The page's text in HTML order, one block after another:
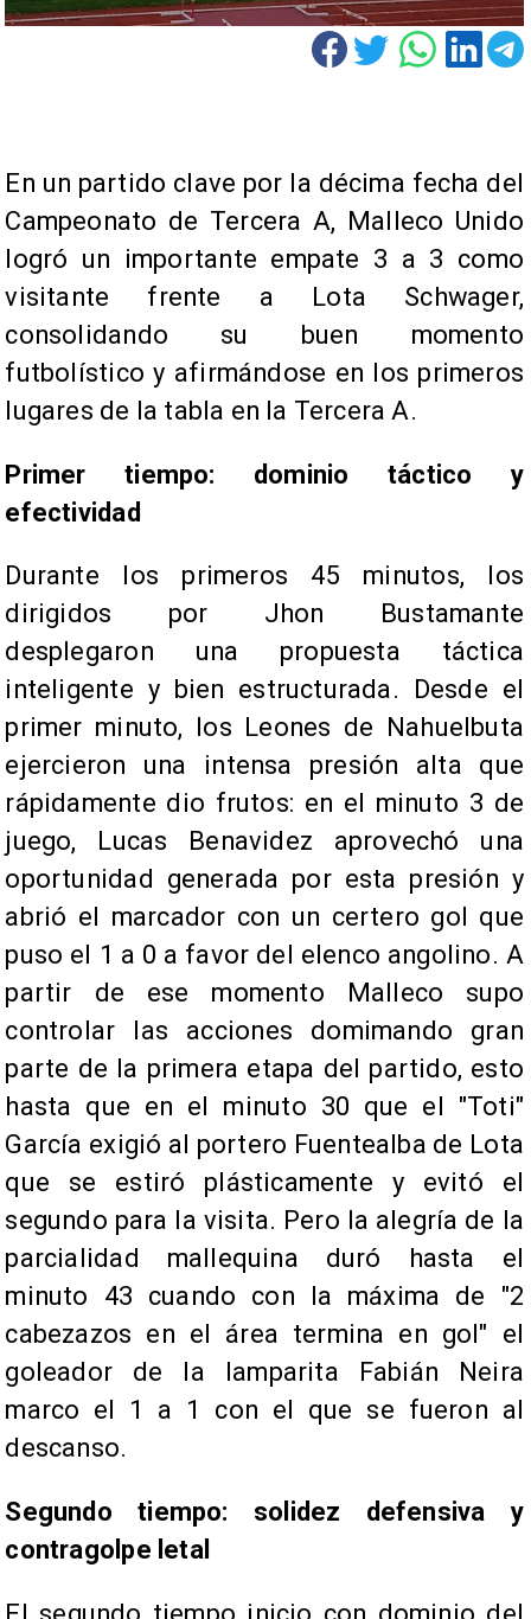
En un partido clave por la décima fecha del
Campeonato de Tercera A, Malleco Unido
logró un importante empate 3 a 3 como
visitante frente a Lota Schwager,
consolidando su buen momento
futbolístico y afirmándose en los primeros
lugares de la tabla en la Tercera A.
Primer tiempo: dominio táctico y
efectividad
Durante los primeros 45 minutos, los
dirigidos por Jhon Bustamante
desplegaron una propuesta táctica
inteligente y bien estructurada. Desde el
primer minuto, los Leones de Nahuelbuta
ejercieron una intensa presión alta que
rápidamente dio frutos: en el minuto 3 de
juego, Lucas Benavidez aprovechó una
oportunidad generada por esta presión y
abrió el marcador con un certero gol que
puso el 1 a 0 a favor del elenco angolino. A
partir de ese momento Malleco supo
controlar las acciones domimando gran
parte de la primera etapa del partido, esto
hasta que en el minuto 30 que el "Toti"
García exigió al portero Fuentealba de Lota
que se estiró plásticamente y evitó el
segundo para la visita. Pero la alegría de la
parcialidad mallequina duró hasta el
minuto 43 cuando con la máxima de "2
cabezazos en el área termina en gol" el
goleador de la lamparita Fabián Neira
marco el 1 a 1 con el que se fueron al
descanso.
Segundo tiempo: solidez defensiva y
contragolpe letal